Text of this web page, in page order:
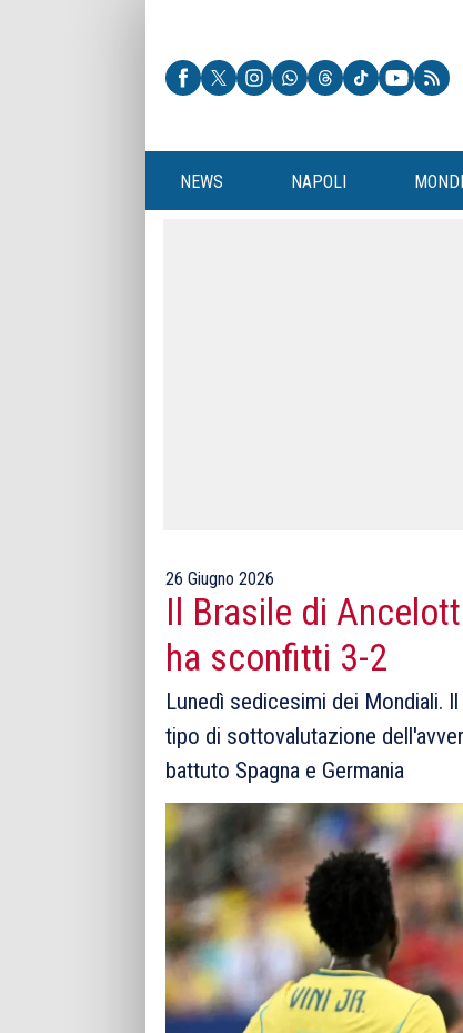
NEWS NAPOLI
26 Giugno 2026
Il Brasile di
ha sconfitti 3-2
Lunedì sedicesimi dei Mondiali.
tipo di sottovalutazione
battuto Spagna e Germania